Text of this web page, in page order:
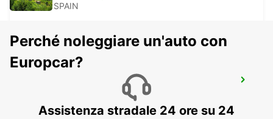
VIGO - SPAIN
Perché noleggiare un'auto con
Europcar?
Assistenza stradale 24 ore su 24